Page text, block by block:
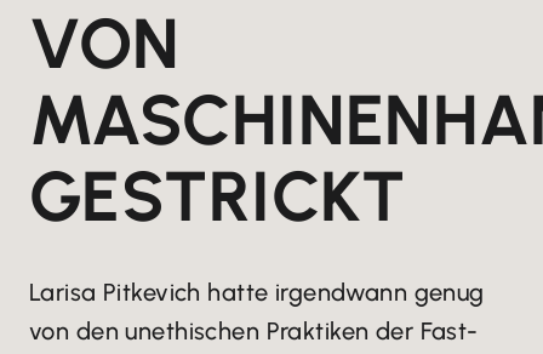
VON
GESTRICKT
Larisa Pitkevich hatte irgendwann genug
von den unethischen Praktiken der Fast-